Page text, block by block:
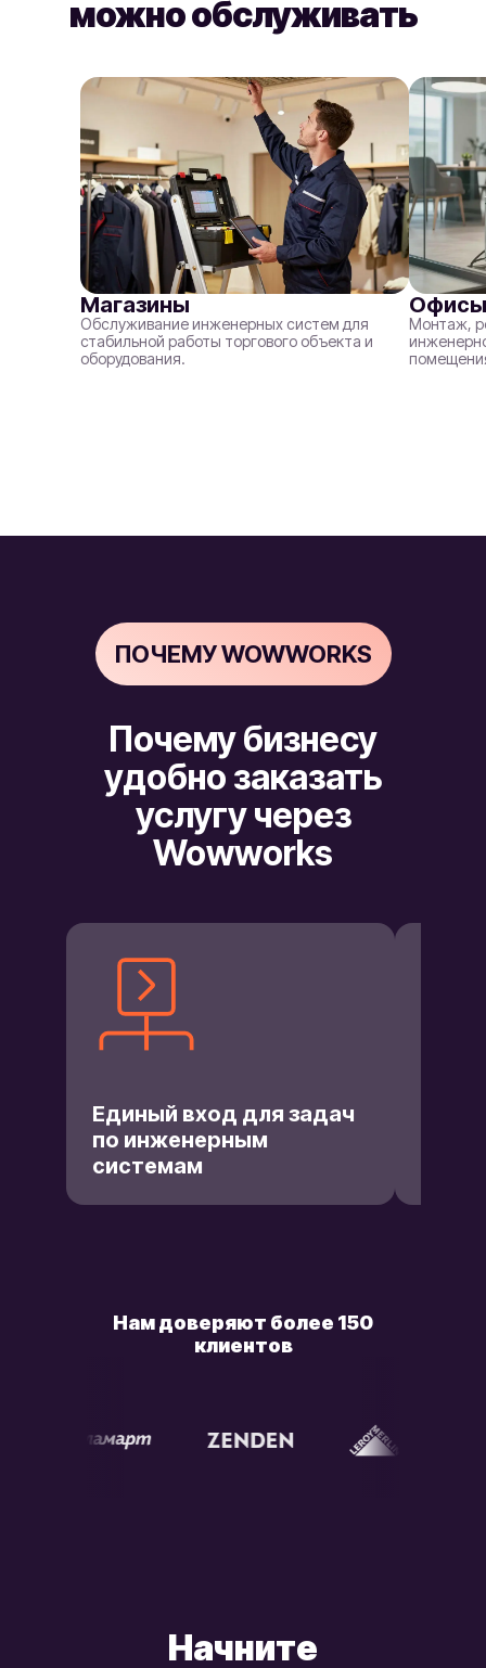
можно обслуживать
Магазины
Обслуживание инженерных систем для
стабильной работы торгового объекта и
оборудования.
Офисы
Монтаж,
ПОЧЕМУ WOWWORKS
Почему бизнесу
удобно заказать
услугу через
Wowworks
Единый вход для задач
по инженерным
системам
Нам доверяют более 150
клиентов
Начните